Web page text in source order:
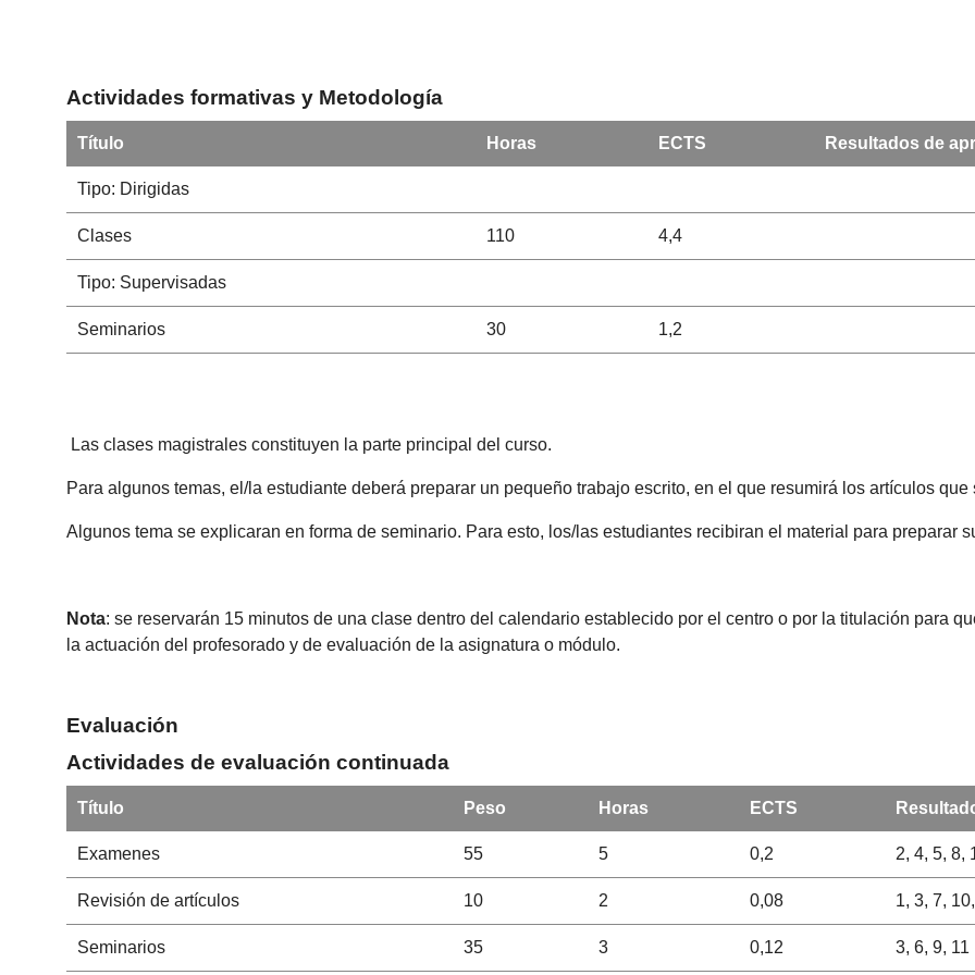
Actividades formativas y Metodología
Título Horas ECTS Resultados de
Tipo: Dirigidas
Clases 110 4,4
Tipo: Supervisadas
Seminarios 30 1,2
Las clases magistrales constituyen la parte principal del curso.
Para algunos temas, el/la estudiante deberá preparar un pequeño trabajo escrito, en el que resumirá los artículos
Algunos tema se explicaran en forma de seminario. Para esto, los/las estudiantes recibiran el material para preparar
Nota: se reservarán 15 minutos de una clase dentro del calendario establecido por el centro o por la titulación para
la actuación del profesorado y de evaluación de la asignatura o módulo.
Evaluación
Actividades de evaluación continuada
Título Peso Horas ECTS
Examenes 55 5 0,2 2, 4, 5, 8,
Revisión de artículos 10 2 0,08 1, 3, 7,
Seminarios 35 3 0,12 3, 6, 9, 11